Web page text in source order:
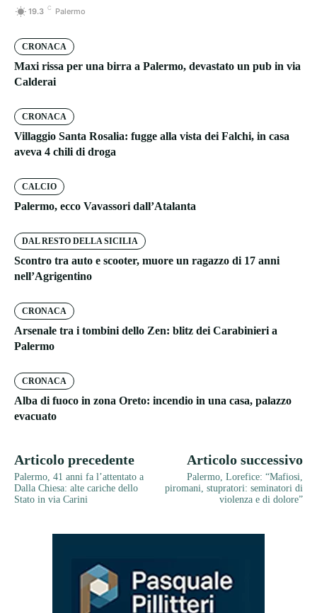
19.3 C Palermo
CRONACA
Maxi rissa per una birra a Palermo, devastato un pub in via
Calderai
CRONACA
Villaggio Santa Rosalia: fugge alla vista dei Falchi, in casa
aveva 4 chili di droga
CALCIO
Palermo, ecco Vavassori dall’Atalanta
DAL RESTO DELLA SICILIA
Scontro tra auto e scooter, muore un ragazzo di 17 anni
nell’Agrigentino
CRONACA
Arsenale tra i tombini dello Zen: blitz dei Carabinieri a
Palermo
CRONACA
Alba di fuoco in zona Oreto: incendio in una casa, palazzo
evacuato
Articolo precedente
Palermo, 41 anni fa l’attentato a
Dalla Chiesa: alte cariche dello
Stato in via Carini
Articolo successivo
Palermo, Lorefice: “Mafiosi,
piromani, stupratori: seminatori di
violenza e di dolore”